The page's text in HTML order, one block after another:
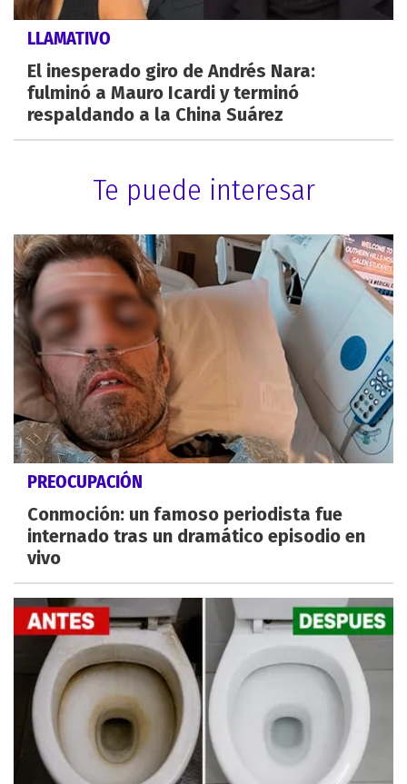
LLAMATIVO
El inesperado giro de Andrés Nara:
fulminó a Mauro Icardi y terminó
respaldando a la China Suárez
Te puede interesar
PREOCUPACIÓN
Conmoción: un famoso periodista fue
internado tras un dramático episodio en
vivo